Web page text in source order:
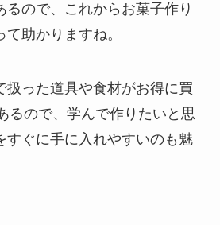
るので、これからお菓子作り
助かりますね。
扱った道具や食材がお得に買
るので、学んで作りたいと思
すぐに手に入れやすいのも魅